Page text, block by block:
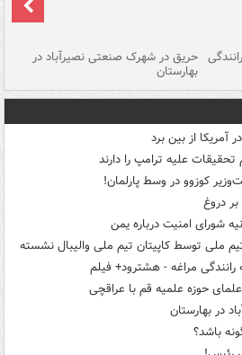
حریق در شهرک صنعتی نصیرآباد در
بهارستان
آمریکا از بین برد
علیه ترامپ را دارند
کوزوو در وسط پارلمان!
دروغ
شورای امنیت درباره یمن
ملی توسط کاپیتان تیم ملی والیبال نشسته
مراغه - هشترود+ فیلم
حوزه علمیه قم با عراقچی
در بهارستان
باشد؟